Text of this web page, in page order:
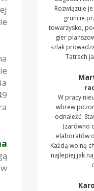
Rozwiązuje
gruncie
towarzysko,
gier
szlak
Tatrach
W pracy
wbrew
odnaleźć.
(zarówno
elaboratów
Każdą wolną
najlepiej jak